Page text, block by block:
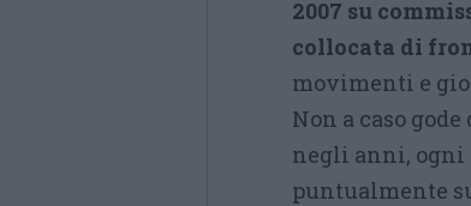
2007 su
collocata di
movimenti e
Non a caso
negli anni, ogni
puntualmente